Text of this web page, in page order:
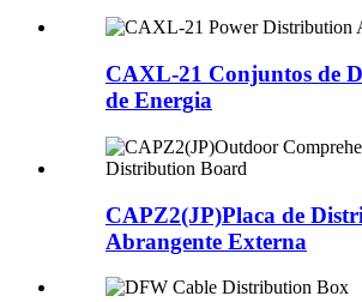
CAXL-21 Conjuntos de
de Energia
CAPZ2(JP)Placa de
Abrangente Externa